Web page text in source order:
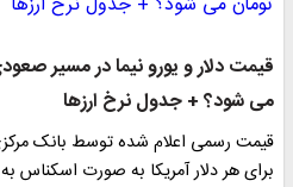
می شود؟ + جدول نرخ ارزها
برای هر دلار آمریکا به صورت اسکناس به ۴۹ هزار و ۹۲۳…